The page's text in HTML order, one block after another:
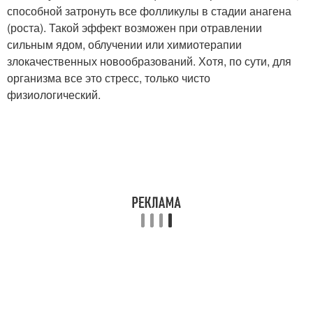
способной затронуть все фолликулы в стадии анагена
(роста). Такой эффект возможен при отравлении
сильным ядом, облучении или химиотерапии
злокачественных новообразований. Хотя, по сути, для
организма все это стресс, только чисто
физиологический.